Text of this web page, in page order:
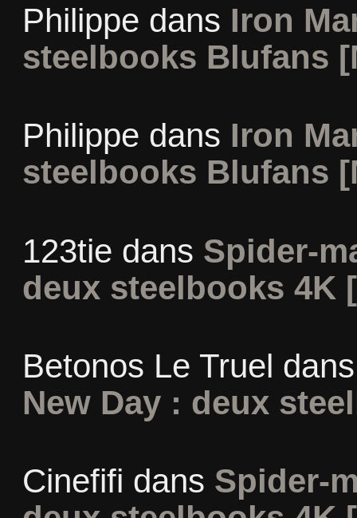
Philippe dans Iron
steelbooks Blufans
Philippe dans Iron
steelbooks Blufans
123tie dans Spider-
deux steelbooks 4K
Betonos Le Truel
New Day : deux
Cinefifi dans Spider-